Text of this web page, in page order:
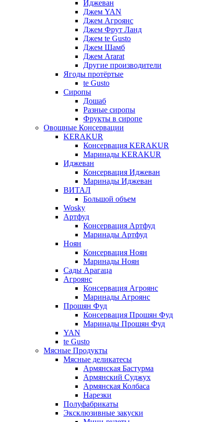
Иджеван
Джем YAN
Джем Агроянс
Джем Фрут Ланд
Джем te Gusto
Джем Шамб
Джем Ararat
Другие производители
Ягоды протёртые
te Gusto
Сиропы
Дошаб
Разные сиропы
Фрукты в сиропе
Овощные Консервации
KERAKUR
Консервация KERAKUR
Маринады KERAKUR
Иджеван
Консервация Иджеван
Маринады Иджеван
ВИТАЛ
Большой объем
Wosky
Артфуд
Консервация Артфуд
Маринады Артфуд
Ноян
Консервация Ноян
Маринады Ноян
Сады Арагаца
Агроянс
Консервация Агроянс
Маринады Агроянс
Прошян Фуд
Консервация Прошян Фуд
Маринады Прошян Фуд
YAN
te Gusto
Мясные Продукты
Мясные деликатесы
Армянская Бастурма
Армянский Суджух
Армянская Колбаса
Нарезки
Полуфабрикаты
Эксклюзивные закуски